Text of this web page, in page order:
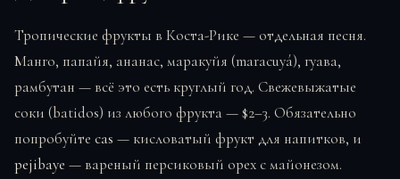
Тропические фрукты в Коста-Рике — отдельная песня.
Манго, папайя, ананас, маракуйя (maracuyá), гуава,
рамбутан — всё это есть круглый год. Свежевыжатые
соки (batidos) из любого фрукта — $2–3. Обязательно
попробуйте cas — кисловатый фрукт для напитков, и
pejibaye — вареный персиковый орех с майонезом.